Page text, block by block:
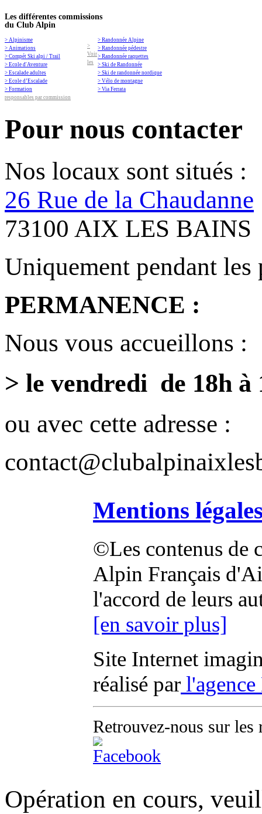
Les différentes commissions
du Club Alpin
> Alpinisme
> Animations
> Compét Ski alpi / Trail
> Ecole d'Aventure
> Escalade adultes
> Ecole d’Escalade
> Formation
> Randonnée Alpine
> Randonnée pédestre
> Randonnée raquettes
> Ski de Randonnée
> Ski de randonnée nordique
> Vélo de montagne
> Via Ferrata
>
Voir
les
responsables par commission
Pour nous contacter
Nos locaux sont situés :
26 Rue de la Chaudanne
73100 AIX LES BAINS
Uniquement pendant les
PERMANENCE :
Nous vous accueillons :
> le vendredi de 18h à
ou avec cette adresse :
Mentions
©Les contenus de
Alpin Français
l'accord de leurs
[en savoir plus]
Site Internet
réalisé par
Retrouvez-nous sur les
Opération en cours,